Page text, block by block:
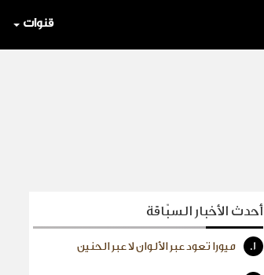
قنوات
أحدث الأخبار السبّاقة
1. ميورا تعود عبر الألوان لا عبر الحنين